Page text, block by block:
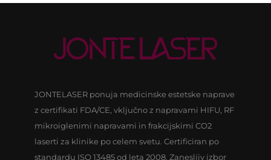
JONTELASER ponuja medicinske estetske naprave
z certifikati FDA/CE, vključno z napravami HIFU, RF
mikroiglenimi napravami in frakcijskimi CO2
laserti za klinike po celem svetu. Certificiran po
standardu ISO 13485 od leta 2008. Zanesljiv izbor